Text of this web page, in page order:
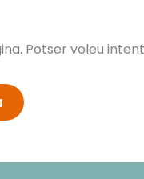
Potser voleu